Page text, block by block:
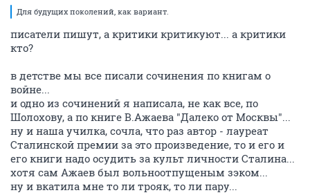
Для будущих поколений, как вариант.
писатели пишут, а критики критикуют... а критики
кто?
в детстве мы все писали сочинения по книгам о
войне...
и одно из сочинений я написала, не как все, по
Шолохову, а по книге В.Ажаева "Далеко от Москвы"...
ну и наша училка, сочла, что раз автор - лауреат
Сталинской премии за это произведение, то и его и
его книги надо осудить за культ личности Сталина...
хотя сам Ажаев был вольноотпущеным зэком...
ну и вкатила мне то ли трояк, то ли пару...